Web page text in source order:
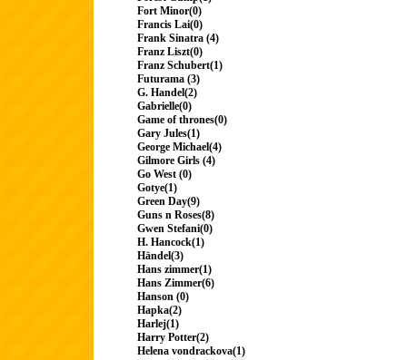
Fort Minor(0)
Francis Lai(0)
Frank Sinatra (4)
Franz Liszt(0)
Franz Schubert(1)
Futurama (3)
G. Handel(2)
Gabrielle(0)
Game of thrones(0)
Gary Jules(1)
George Michael(4)
Gilmore Girls (4)
Go West (0)
Gotye(1)
Green Day(9)
Guns n Roses(8)
Gwen Stefani(0)
H. Hancock(1)
Händel(3)
Hans zimmer(1)
Hans Zimmer(6)
Hanson (0)
Hapka(2)
Harlej(1)
Harry Potter(2)
Helena vondrackova(1)